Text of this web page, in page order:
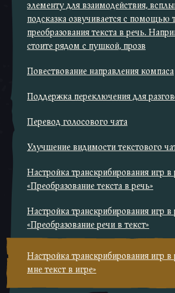
элементу для взаимодействия,
подсказка озвучивается с помощью
преобразования текста в речь.
стоите рядом с пушкой, прозв
Повествование направления компаса
Поддержка переключения для
Перевод голосового чата
Улучшение видимости текстового
Настройка транскрибирования игр
«Преобразование текста в речь»
Настройка транскрибирования игр
«Преобразование речи в текст»
Настройка транскрибирования игр
мне текст в игре»